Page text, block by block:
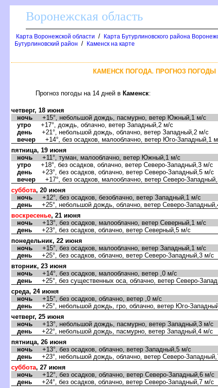
оронежская область
Карта Воронежской области /
Карта Бутурлиновского района
Бутурлиновский район / Каменск на карте
КАМЕНСК ПОГОДА. ПРОГНОЗ ПОГОДЫ
Прогноз погоды на 14 дней Каменск:
четверг, 18 июня
ночь +15°, небольшой дождь, пасмурно, ветер Южный,1 м/с
утро +17°, дождь, облачно, ветер Западный,2 м/с
день +21°, небольшой дождь, облачно, ветер Западный,2 м/с
ечер +14°, без осадков, малооблачно, ветер Юго-Западный,1
пятница, 19 июня
ночь +11°, туман, малооблачно, ветер Южный,1 м/с
утро +18°, без осадков, облачно, ветер Северо-Западный,3 м/с
день +23°, без осадков, облачно, ветер Северо-Западный,5 м/с
ечер +17°, без осадков, малооблачно, ветер Северо-
суббота, 20 июня
ночь +12°, без осадков, безоблачно, ветер Западный,1 м/с
день +25°, небольшой дождь, облачно, ветер Северо-
оскресенье, 21 июня
ночь +13°, без осадков, малооблачно, ветер Северный,1 м/с
день +23°, без осадков, облачно, ветер Северный,5 м/с
понедельник, 22 июня
ночь +15°, без осадков, малооблачно, ветер Западный,1 м/с
день +25°, без осадков, облачно, ветер Северо-Западный,3 м/с
торник, 23 июня
ночь +14°, без осадков, малооблачно, ветер ,0 м/с
день +25°, без существенных оса, облачно, ветер Северо-
среда, 24 июня
ночь +15°, без осадков, облачно, ветер ,0 м/с
день +25°, небольшой дождь, гро, облачно, ветер Юго-
четверг, 25 июня
ночь +13°, небольшой дождь, пасмурно, ветер Западный,3 м/с
день +22°, небольшой дождь, пасмурно, ветер Западный,4 м/с
пятница, 26 июня
ночь +13°, без осадков, облачно, ветер Западный,5 м/с
день +23°, небольшой дождь, облачно, ветер Северо-
суббота, 27 июня
ночь +12°, без осадков, облачно, ветер Северо-Западный,6 м/с
день +24°, без осадков, облачно, ветер Северо-Западный,7 м/с